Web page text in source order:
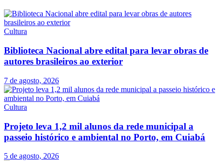
Cultura
Biblioteca Nacional abre edital para levar obras de
autores brasileiros ao exterior
7 de agosto, 2026
Cultura
Projeto leva 1,2 mil alunos da rede municipal a
passeio histórico e ambiental no Porto, em Cuiabá
5 de agosto, 2026